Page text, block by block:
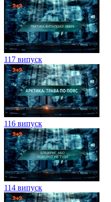
117 випуск
116 випуск
114 випуск